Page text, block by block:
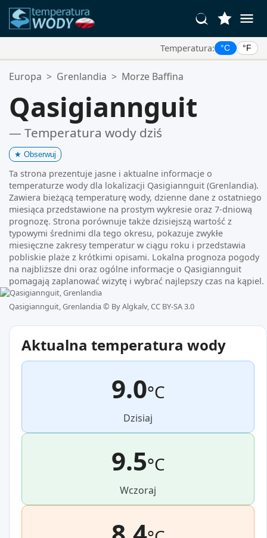
Temperatura: °C °F
Twoje Ulubione Lokalizacje:
Europa > Grenlandia > Morze Baffina
Qasigiannguit
— Temperatura wody dziś
★ Obserwuj
Ta strona prezentuje jasne i aktualne informacje o
temperaturze wody dla lokalizacji Qasigiannguit (Grenlandia).
Zawiera bieżącą temperaturę wody, dzienne dane z ostatniego
miesiąca przedstawione na prostym wykresie oraz 7-dniową
prognozę. Strona porównuje także dzisiejszą wartość z
typowymi średnimi dla tego okresu, pokazuje zwykłe
miesięczne zakresy temperatur w ciągu roku i przedstawia
pobliskie plaże z krótkimi opisami. Lokalna prognoza pogody
na najbliższe dni oraz ogólne informacje o Qasigiannguit
pomagają zaplanować wizytę i wybrać najlepszy czas na kąpiel.
Qasigiannguit, Grenlandia © By Algkalv, CC BY-SA 3.0
Aktualna temperatura wody
9.0°C
Dzisiaj
9.5°C
Wczoraj